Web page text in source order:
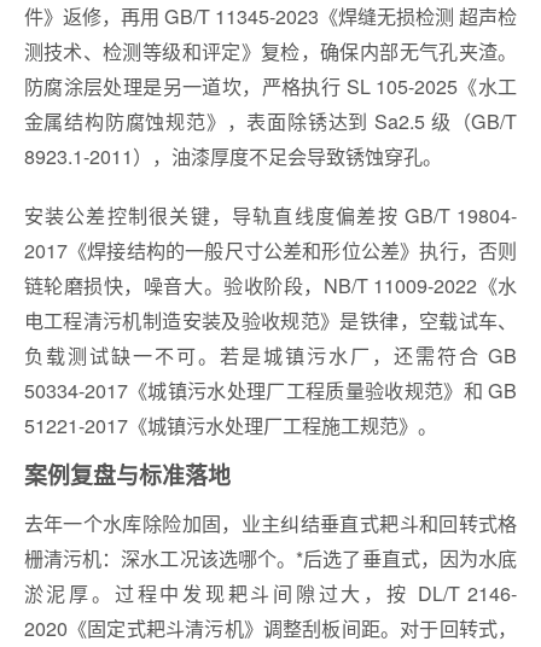
件》返修，再用 GB/T 11345-2023《焊缝无损检测 超声检
测技术、检测等级和评定》复检，确保内部无气孔夹渣。
防腐涂层处理是另一道坎，严格执行 SL 105-2025《水工
金属结构防腐蚀规范》，表面除锈达到 Sa2.5 级（GB/T
8923.1-2011），油漆厚度不足会导致锈蚀穿孔。
安装公差控制很关键，导轨直线度偏差按 GB/T 19804-
2017《焊接结构的一般尺寸公差和形位公差》执行，否则
链轮磨损快，噪音大。验收阶段，NB/T 11009-2022《水
电工程清污机制造安装及验收规范》是铁律，空载试车、
负载测试缺一不可。若是城镇污水厂，还需符合 GB
50334-2017《城镇污水处理厂工程质量验收规范》和 GB
51221-2017《城镇污水处理厂工程施工规范》。
案例复盘与标准落地
去年一个水库除险加固，业主纠结垂直式耙斗和回转式格
栅清污机：深水工况该选哪个。*后选了垂直式，因为水底
淤泥厚。过程中发现耙斗间隙过大，按 DL/T 2146-
2020《固定式耙斗清污机》调整刮板间距。对于回转式，